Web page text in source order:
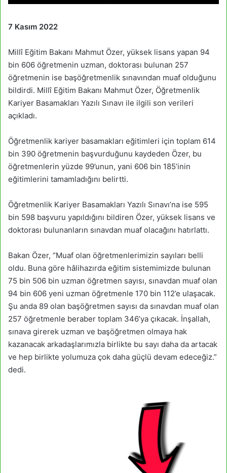
7 Kasım 2022
Millî Eğitim Bakanı Mahmut Özer, yüksek lisans yapan 94
bin 606 öğretmenin uzman, doktorası bulunan 257
öğretmenin ise başöğretmenlik sınavından muaf olduğunu
bildirdi. Millî Eğitim Bakanı Mahmut Özer, Öğretmenlik
Kariyer Basamakları Yazılı Sınavı ile ilgili son verileri
açıkladı.
Öğretmenlik kariyer basamakları eğitimleri için toplam 614
bin 390 öğretmenin başvurduğunu kaydeden Özer, bu
öğretmenlerin yüzde 99’unun, yani 606 bin 185’inin
eğitimlerini tamamladığını belirtti.
Öğretmenlik Kariyer Basamakları Yazılı Sınavı’na ise 595
bin 598 başvuru yapıldığını bildiren Özer, yüksek lisans ve
doktorası bulunanların sınavdan muaf olacağını hatırlattı.
Bakan Özer, “Muaf olan öğretmenlerimizin sayıları belli
oldu. Buna göre hâlihazırda eğitim sistemimizde bulunan
75 bin 506 bin uzman öğretmen sayısı, sınavdan muaf olan
94 bin 606 yeni uzman öğretmenle 170 bin 112’e ulaşacak.
Şu anda 89 olan başöğretmen sayısı da sınavdan muaf olan
257 öğretmenle beraber toplam 346’ya çıkacak. İnşallah,
sınava girerek uzman ve başöğretmen olmaya hak
kazanacak arkadaşlarımızla birlikte bu sayı daha da artacak
ve hep birlikte yolumuza çok daha güçlü devam edeceğiz.”
dedi.